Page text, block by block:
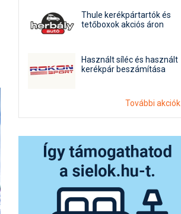
Thule kerékpártartók és
tetőboxok akciós áron
Használt síléc és használt
kerékpár beszámítása
További akciók